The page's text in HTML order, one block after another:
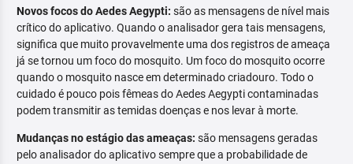
Novos focos do Aedes Aegypti: são as mensagens de nível mais
crítico do aplicativo. Quando o analisador gera tais mensagens,
significa que muito provavelmente uma dos registros de ameaça
já se tornou um foco do mosquito. Um foco do mosquito ocorre
quando o mosquito nasce em determinado criadouro. Todo o
cuidado é pouco pois fêmeas do Aedes Aegypti contaminadas
podem transmitir as temidas doenças e nos levar à morte.
Mudanças no estágio das ameaças: são mensagens geradas
pelo analisador do aplicativo sempre que a probabilidade de